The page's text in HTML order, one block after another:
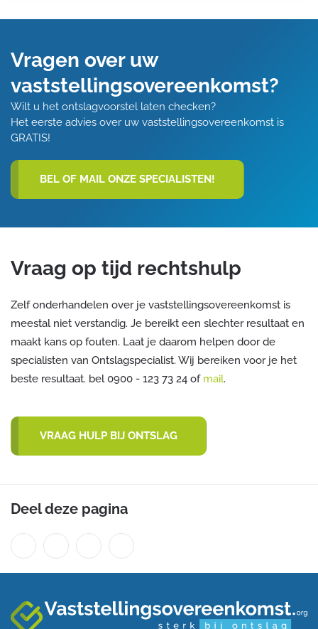
Vragen over uw
vaststellingsovereenkomst?
Wilt u het ontslagvoorstel laten checken?
Het eerste advies over uw vaststellingsovereenkomst is
GRATIS!
BEL OF MAIL ONZE SPECIALISTEN!
Vraag op tijd rechtshulp
Zelf onderhandelen over je vaststellingsovereenkomst is
meestal niet verstandig. Je bereikt een slechter resultaat en
maakt kans op fouten. Laat je daarom helpen door de
specialisten van Ontslagspecialist. Wij bereiken voor je het
beste resultaat. bel 0900 - 123 73 24 of mail.
VRAAG HULP BIJ ONTSLAG
Deel deze pagina